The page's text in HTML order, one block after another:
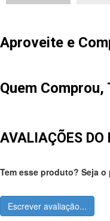
Aproveite e
Quem Comprou,
AVALIAÇÕES DO
Tem esse produto? Seja
Escrever avaliação...